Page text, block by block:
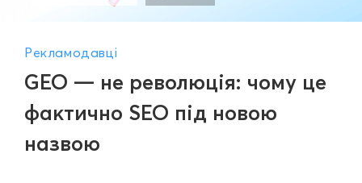
GEO — не революція: чому це
фактично SEO під новою
назвою
Рекламодавці